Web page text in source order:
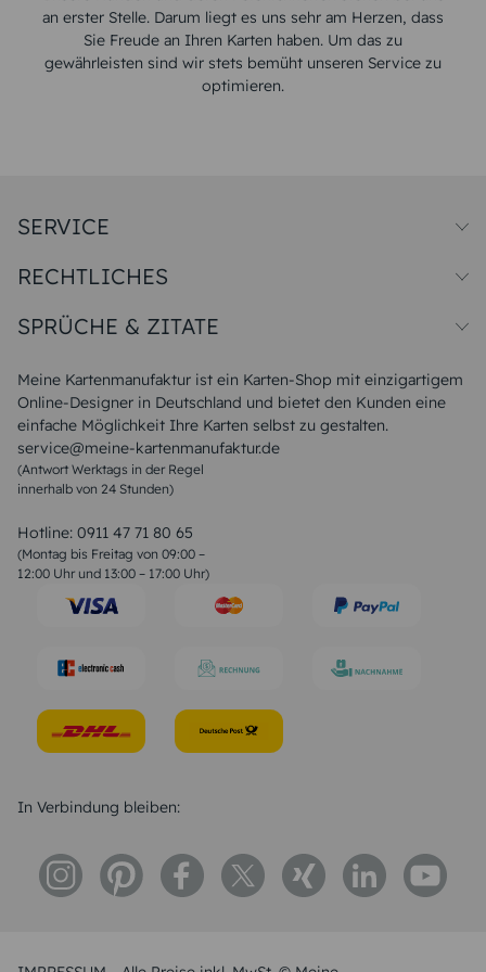
an erster Stelle. Darum liegt es uns sehr am Herzen, dass
Sie Freude an Ihren Karten haben. Um das zu
gewährleisten sind wir stets bemüht unseren Service zu
optimieren.
Meine Kartenmanufaktur ist ein Karten-Shop mit einzigartigem
Online-Designer in Deutschland und bietet den Kunden eine
einfache Möglichkeit Ihre Karten selbst zu gestalten.
service@meine-kartenmanufaktur.de
(Antwort Werktags in der Regel
innerhalb von 24 Stunden)
Hotline: 0911 47 71 80 65
(Montag bis Freitag von 09:00 –
12:00 Uhr und 13:00 – 17:00 Uhr)
SERVICE
Papiersorten
Unsere Produktion
Magazin
FAQ
RECHTLICHES
Widerrufsbelehrung
SPRÜCHE & ZITATE
Liebeskummer Sprüche
Sommer Sprüche
Muttertagssprüche
Sprüche zur Hochzeit
Sprüche zur Konfirmation & Kommunion
Weihnachtsgedichte
Liebessprüche
Geburtstagssprüche
Trauersprüche
Konfirmation Glückwünsche
In Verbindung bleiben: